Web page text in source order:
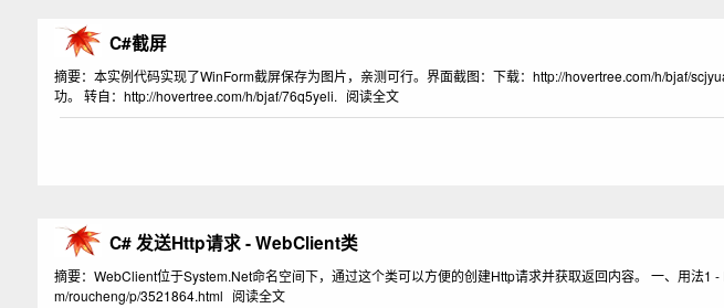
C#截屏
摘要：本实例代码实现了WinForm截屏保存为图片，亲测可行。界面截图：下载：http://hovertree.com/h/bjaf/
功。 转自：http://hovertree.com/h/bjaf/76q5yeli. 阅读全文
C# 发送Http请求 - WebClient类
摘要：WebClient位于System.Net命名空间下，通过这个类可以方便的创建Http请求并获取返回内容。 一、用法
m/roucheng/p/3521864.html 阅读全文